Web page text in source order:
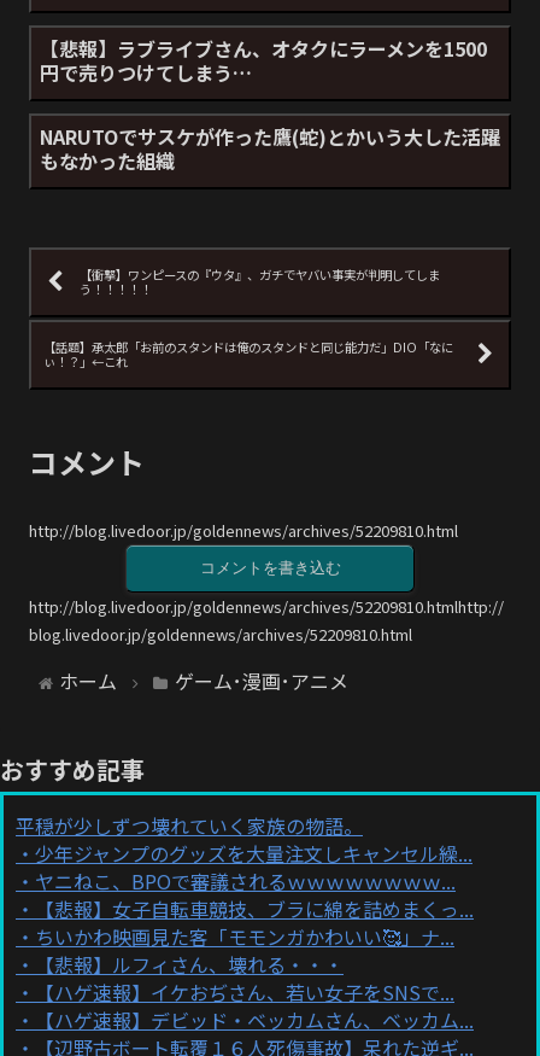
【悲報】ラブライブさん、オタクにラーメンを1500
円で売りつけてしまう…
NARUTOでサスケが作った鷹(蛇)とかいう大した活躍
もなかった組織
【衝撃】ワンピースの『ウタ』、ガチでヤバい事実が判明してしま
う！！！！！
【話題】承太郎「お前のスタンドは俺のスタンドと同じ能力だ」DIO「なに
ぃ！？」←これ
コメント
http://blog.livedoor.jp/goldennews/archives/52209810.html
コメントを書き込む
http://blog.livedoor.jp/goldennews/archives/52209810.htmlhttp://
blog.livedoor.jp/goldennews/archives/52209810.html
ホーム ゲーム･漫画･アニメ
おすすめ記事
平穏が少しずつ壊れていく家族の物語。
少年ジャンプのグッズを大量注文しキャンセル繰...
ヤニねこ、BPOで審議されるｗｗｗｗｗｗｗｗ...
【悲報】女子自転車競技、ブラに綿を詰めまくっ...
ちいかわ映画見た客「モモンガかわいい🥰」ナ...
【悲報】ルフィさん、壊れる・・・
【ハゲ速報】イケおぢさん、若い女子をSNSで...
【ハゲ速報】デビッド・ベッカムさん、ベッカム...
【辺野古ボート転覆１６人死傷事故】呆れた逆ギ...